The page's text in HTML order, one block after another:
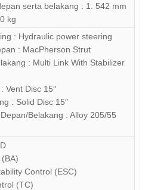
serta belakang : 1. 542 mm
kg
: Hydraulic power steering
: MacPherson Strut
: Multi Link With Stabilizer
Vent Disc 15″
: Solid Disc 15″
Belakang : Alloy 205/55
Control (ESC)
(TC)